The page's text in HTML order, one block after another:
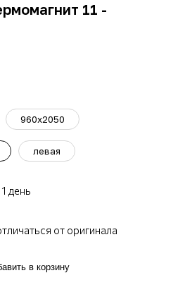
11 -
960x2050
левая
день
от оригинала
в корзину